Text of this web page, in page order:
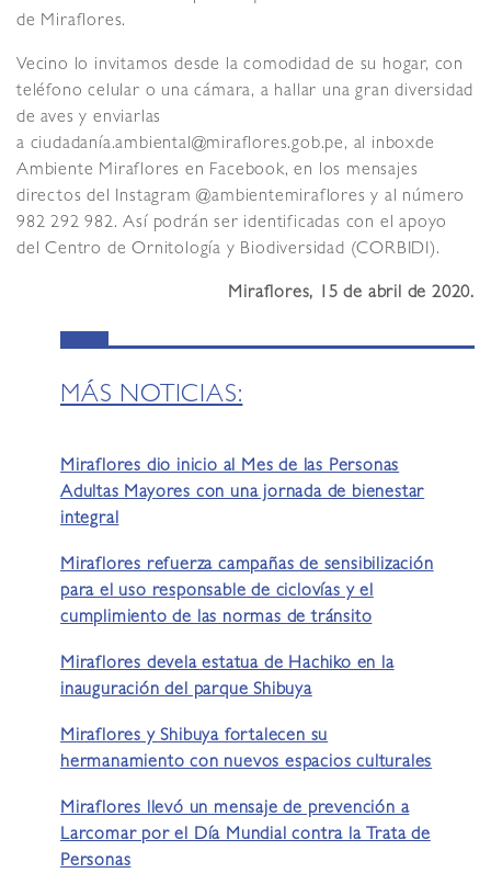
de Miraflores.
Vecino lo invitamos desde la comodidad de su hogar, con
teléfono celular o una cámara, a hallar una gran diversidad
de aves y enviarlas
a ciudadanía.ambiental@miraflores.gob.pe, al inboxde
Ambiente Miraflores en Facebook, en los mensajes
directos del Instagram @ambientemiraflores y al número
982 292 982. Así podrán ser identificadas con el apoyo
del Centro de Ornitología y Biodiversidad (CORBIDI).
Miraflores, 15 de abril de 2020.
MÁS NOTICIAS:
Miraflores dio inicio al Mes de las Personas
Adultas Mayores con una jornada de bienestar
integral
Miraflores refuerza campañas de sensibilización
para el uso responsable de ciclovías y el
cumplimiento de las normas de tránsito
Miraflores devela estatua de Hachiko en la
inauguración del parque Shibuya
Miraflores y Shibuya fortalecen su
hermanamiento con nuevos espacios culturales
Miraflores llevó un mensaje de prevención a
Larcomar por el Día Mundial contra la Trata de
Personas